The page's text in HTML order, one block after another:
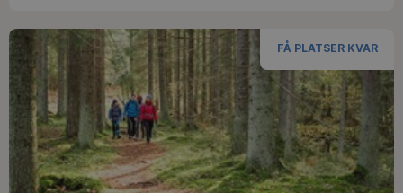
FÅ PLATSER KVAR